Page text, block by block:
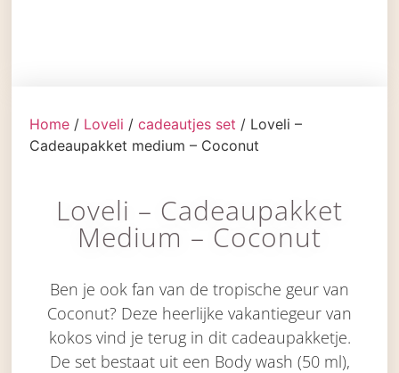
Home / Loveli /cadeautjes set / Loveli –
Cadeaupakket medium – Coconut
Loveli – Cadeaupakket
Medium – Coconut
Ben je ook fan van de tropische geur van
Coconut? Deze heerlijke vakantiegeur van
kokos vind je terug in dit cadeaupakketje.
De set bestaat uit een Body wash (50 ml),